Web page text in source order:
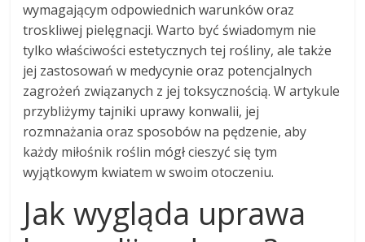
wymagającym odpowiednich warunków oraz
troskliwej pielęgnacji. Warto być świadomym nie
tylko właściwości estetycznych tej rośliny, ale także
jej zastosowań w medycynie oraz potencjalnych
zagrożeń związanych z jej toksycznością. W artykule
przybliżymy tajniki uprawy konwalii, jej
rozmnażania oraz sposobów na pędzenie, aby
każdy miłośnik roślin mógł cieszyć się tym
wyjątkowym kwiatem w swoim otoczeniu.
Jak wygląda uprawa